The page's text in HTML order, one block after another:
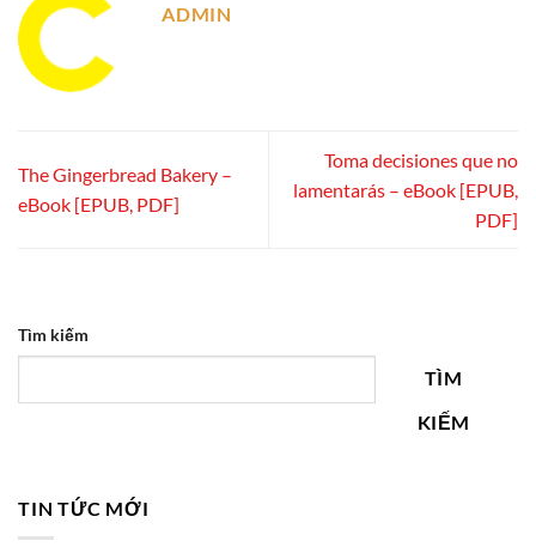
ADMIN
The Gingerbread Bakery –
eBook [EPUB, PDF]
Toma decisiones que no
lamentarás – eBook [EPUB,
PDF]
Tìm kiếm
TÌM
KIẾM
TIN TỨC MỚI